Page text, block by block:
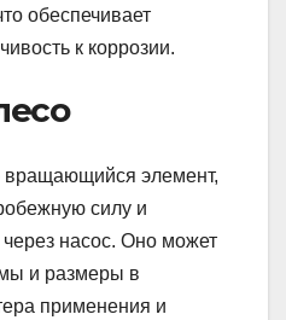
обеспечивает
к коррозии.
вращающийся элемент,
силу и
насос. Оно может
и размеры в
применения и